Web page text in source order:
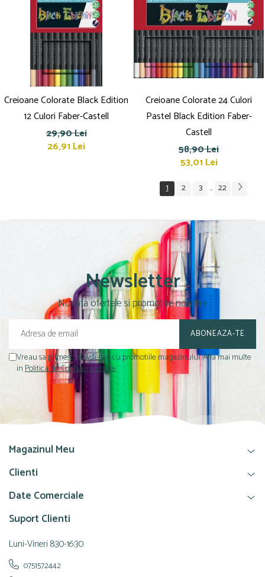
Creioane Colorate Black Edition
12 Culori Faber-Castell
29,90 Lei
26,91 Lei
Creioane Colorate 24 Culori
Pastel Black Edition Faber-
Castell
58,90 Lei
53,01 Lei
1 2 3 ... 22
Newsletter
Nu rata ofertele si promotiile noastre
Vreau sa primesc newsletter cu promotiile magazinului. Afla mai multe
inPolitica de Confidentialitate
Magazinul Meu
Clienti
Date Comerciale
Suport Clienti
Luni-Vineri 8:30-16:30
0751572442